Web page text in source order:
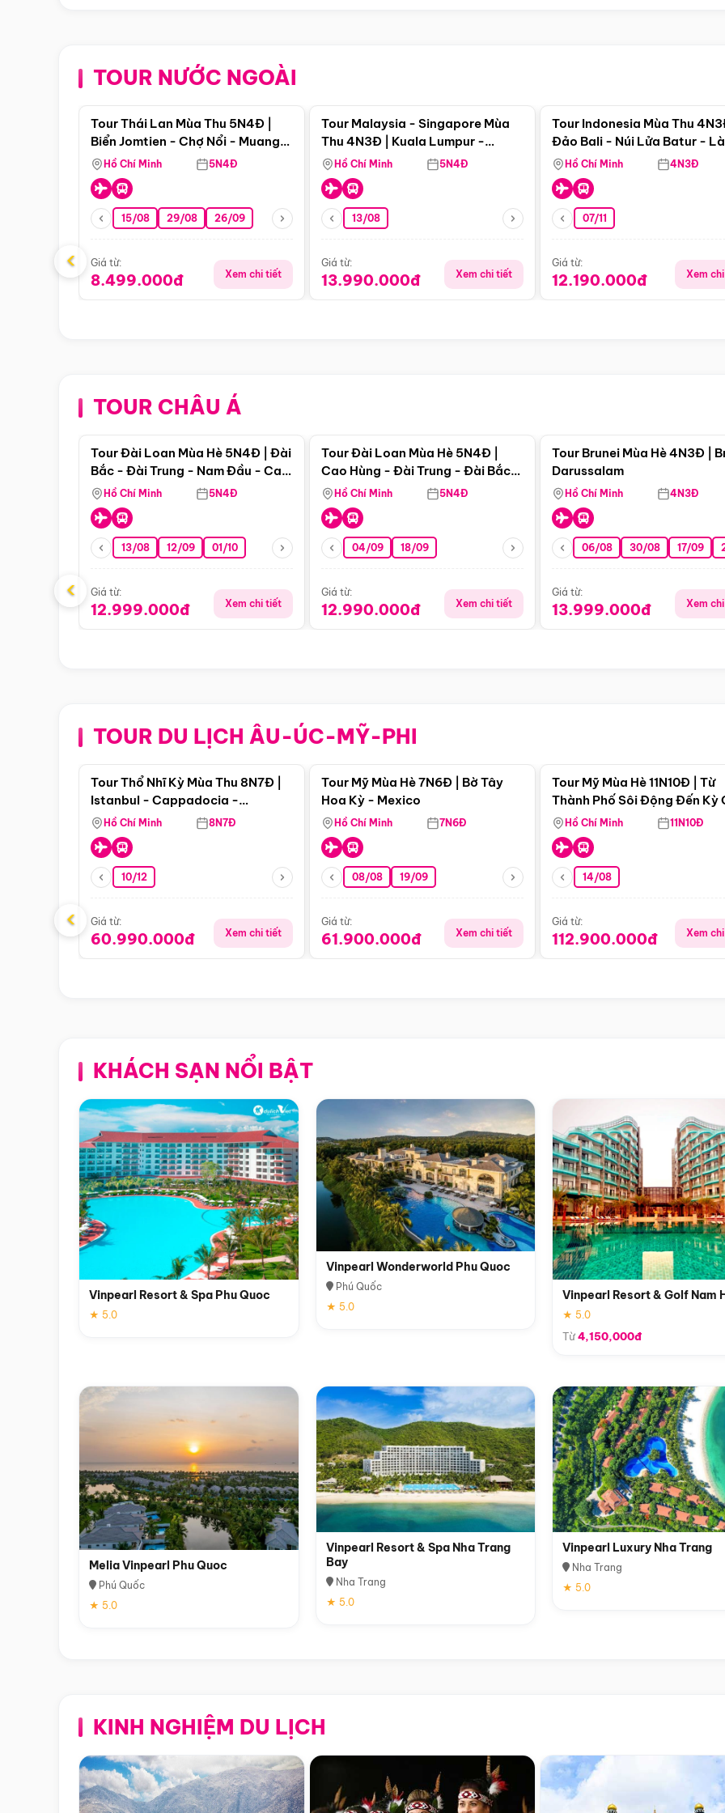
TOUR NƯỚC NGOÀI
Điểm nổi bật
Tour Thái Lan Mùa Thu 5N4Đ |
Biển Jomtien - Chợ Nổi - Muang
Boran - Suanthai
Hồ Chí Minh 5N4Đ
15/08 29/08 26/09
Giá từ:
8.499.000đ Xem chi tiết
Tour Malaysia - Singapore Mùa
Thu 4N3Đ | Kuala Lumpur -
Malacca - Johor Baru -
Singapore
Hồ Chí Minh 5N4Đ
13/08
Giá từ:
13.990.000đ Xem chi tiết
Tour Indonesia Mùa Thu
Đảo Bali - Núi Lửa Batur -
Penglipuran
Hồ Chí Minh 4N3Đ
07/11
Giá từ:
12.190.000đ Xem
‹
TOUR CHÂU ÁĐiểm nổi bật
Tour Đài Loan Mùa Hè 5N4Đ | Đài
Bắc - Đài Trung - Nam Đầu - Cao
Hùng ( Bay Vn)
Hồ Chí Minh 5N4Đ
13/08 12/09 01/10
Giá từ:
12.999.000đ Xem chi tiết
Tour Đài Loan Mùa Hè 5N4Đ |
Cao Hùng - Đài Trung - Đài Bắc
(Bay Vj)
Hồ Chí Minh 5N4Đ
04/09 18/09
Giá từ:
12.990.000đ Xem chi tiết
Tour Brunei Mùa Hè 4N3Đ |
Darussalam
Hồ Chí Minh 4N3Đ
06/08 30/08 17/09
Giá từ:
13.999.000đ Xem
‹
TOUR DU LỊCH ÂU-ÚC-MỸ-PHI
Điểm nổi bật
Tour Thổ Nhĩ Kỳ Mùa Thu 8N7Đ |
Istanbul - Cappadocia -
Pamukkale
Hồ Chí Minh 8N7Đ
10/12
Giá từ:
60.990.000đ Xem chi tiết
Tour Mỹ Mùa Hè 7N6Đ | Bờ Tây
Hoa Kỳ - Mexico
Hồ Chí Minh 7N6Đ
08/08 19/09
Giá từ:
61.900.000đ Xem chi tiết
Tour Mỹ Mùa Hè 11N10Đ | Từ
Thành Phố Sôi Động Đến Kỳ
Thiên Nhiên Mỹ
Hồ Chí Minh 11N10Đ
14/08
Giá từ:
112.900.000đ Xem
‹
KHÁCH SẠN NỔI BẬT
Vinpearl Resort & Spa Phu Quoc
★ 5.0
Vinpearl Wonderworld Phu Quoc
Phú Quốc
★ 5.0
Vinpearl Resort & Golf Nam
★ 5.0
Từ4,150,000đ
Melia Vinpearl Phu Quoc
Phú Quốc
★ 5.0
Vinpearl Resort & Spa Nha Trang
Bay
Nha Trang
★ 5.0
Vinpearl Luxury Nha Trang
Nha Trang
★ 5.0
KINH NGHIỆM DU LỊCH